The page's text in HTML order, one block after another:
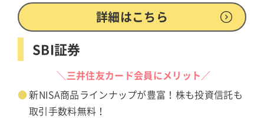
詳細はこちら
SBI証券
＼三井住友カード会員にメリット／
新NISA商品ラインナップが豊富！株も投資信託も
取引手数料無料！